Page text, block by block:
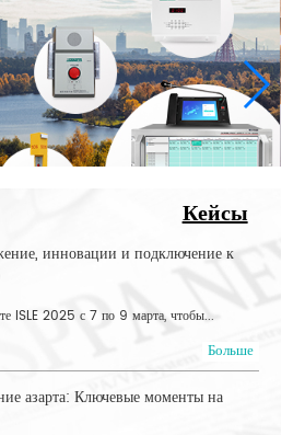
инновации и подключение к
ISLE 2025 с 7 по 9 марта, чтобы...
Больше
азарта: Ключевые моменты на
Кейсы